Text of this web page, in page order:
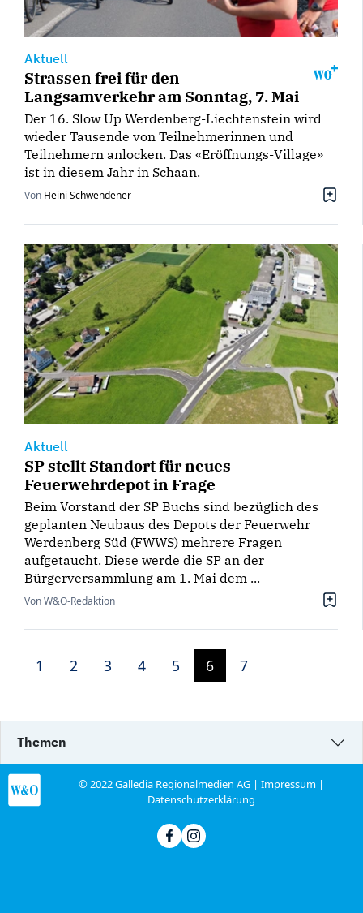
Aktuell
Strassen frei für den
Langsamverkehr am Sonntag, 7. Mai
Der 16. Slow Up Werdenberg-Liechtenstein wird
wieder Tausende von Teilnehmerinnen und
Teilnehmern anlocken. Das «Eröffnungs-Village»
ist in diesem Jahr in Schaan.
Von Heini Schwendener
Aktuell
SP stellt Standort für neues
Feuerwehrdepot in Frage
Beim Vorstand der SP Buchs sind bezüglich des
geplanten Neubaus des Depots der Feuerwehr
Werdenberg Süd (FWWS) mehrere Fragen
aufgetaucht. Diese werde die SP an der
Bürgerversammlung am 1. Mai dem ...
Von W&O-Redaktion
1 2 3 4 5 6 7
Themen
© 2022 Galledia Regionalmedien AG |Impressum |
Datenschutzerklärung